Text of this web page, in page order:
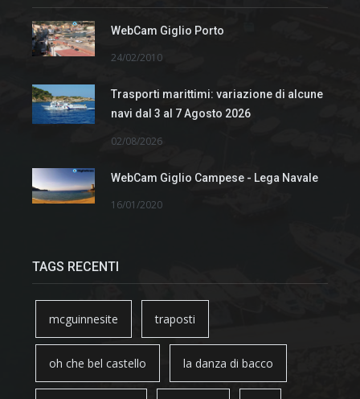
WebCam Giglio Porto
24/02/2010
Trasporti marittimi: variazione di alcune
navi dal 3 al 7 Agosto 2026
02/08/2026
WebCam Giglio Campese - Lega Navale
16/01/2020
TAGS RECENTI
mcguinnesite traposti
oh che bel castello la danza di bacco